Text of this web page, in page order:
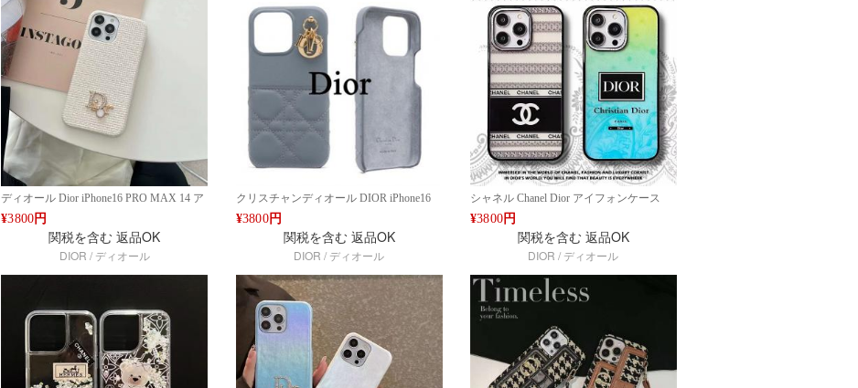
IPHONE16 PRO MAX14 PRO MAX 15 16
ケース ブランド アイフォン15 16ケースフ
ァッション 全機種対応
品質 新作 ファッション IPHONE16 PRO
MAX14 PRO MAX 15 16ケース ブランド
アイフォン15 16ケースファッション 全機
種対応
ディオール Dior iPhone16 PRO MAX 14 ア
イフォン15 PRO MAX 16 PRO 耐衝撃 高
級 ブランド ケース アイフォン15 16ケー
ス パール＆ツイード風デザイン ファッシ
ョン IPHONE16 PRO MAX14 PRO MAX
¥3800 円
関税を含む 返品OK
DIOR / ディオール
クリスチャンディオール DIOR iPhone16
PRO MAX 15 PRO MAX 14 高級 レザーケ
ース チャーム付き アイフォンケース ブラ
ンド ケース ファッション iPhone16 PRO
MAX 15 PRO MAX 14 ケース
¥3800円
関税を含む 返品OK
DIOR / ディオール
シャネル Chanel Dior アイフォンケース
iPhone16 PRO MAX 15 PRO MAX 14耐衝
撃 高級 ブランドケース メンズ レディー
ス ファッション カバー
¥3800 円
関税を含む 返品OK
DIOR / ディオール